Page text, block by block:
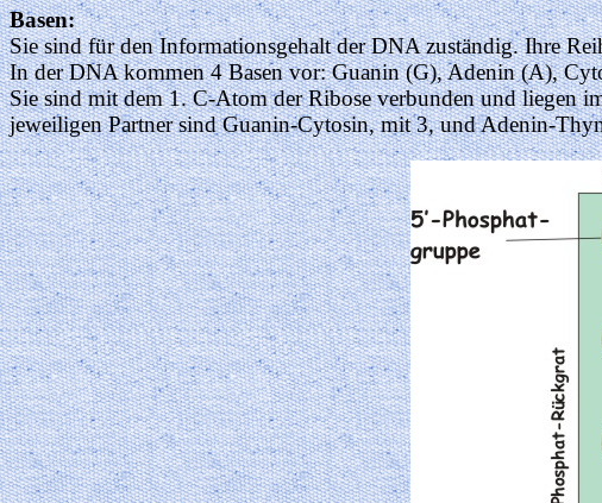
Basen:
Sie sind für den Informationsgehalt der DNA zuständig. Ihre
In der DNA kommen 4 Basen vor: Guanin (G), Adenin (A),
Sie sind mit dem 1. C-Atom der Ribose verbunden und liegen
jeweiligen Partner sind Guanin-Cytosin, mit 3, und Adenin-